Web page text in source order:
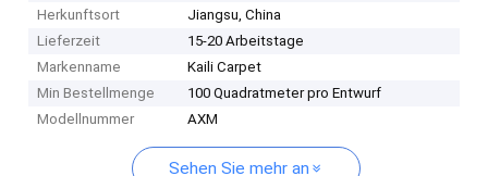
Herkunftsort
Jiangsu, China
Lieferzeit
15-20 Arbeitstage
Markenname
Kaili Carpet
Min Bestellmenge
100 Quadratmeter pro Entwurf
Modellnummer
AXM
Sehen Sie mehr an